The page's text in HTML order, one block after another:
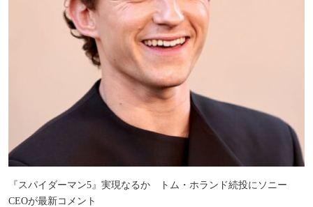
『スパイダーマン5』実現なるか トム・ホランド続投にソニー
CEOが最新コメント